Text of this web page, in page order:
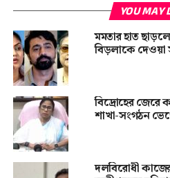
YOU MAY
মমতার হাত
বিড়লাকে দেওয়া
বিদ্রোহের
শাখা-সংগঠন
দলবিরোধী